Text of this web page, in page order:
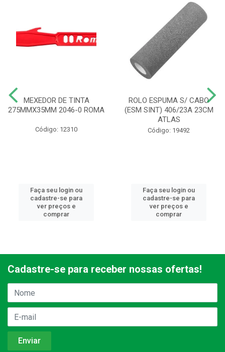
MEXEDOR DE TINTA
275MMX35MM 2046-0 ROMA
Código: 12310
Faça seu login ou
cadastre-se para
ver preços e
comprar
ROLO ESPUMA S/ CABO
(ESM SINT) 406/23A 23CM
ATLAS
Código: 19492
Faça seu login ou
cadastre-se para
ver preços e
comprar
Cadastre-se para receber nossas ofertas!